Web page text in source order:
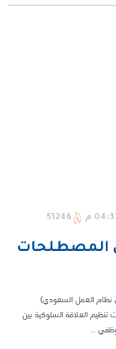
م 51246
المصطلحات
نظام العمل السعودي)
تنظيم العلاقة السلوكية بين
...